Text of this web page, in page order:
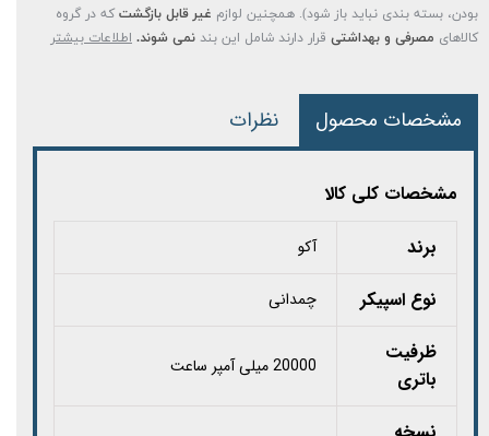
بودن، بسته بندی نباید باز شود). همچنین لوازم غیر قابل بازگشت که در گروه
کالاهای مصرفی و بهداشتی قرار دارند شامل این بند نمی شوند. اطلاعات بیشتر
مشخصات محصول نظرات
مشخصات کلی کالا
برند
آکو
نوع اسپیکر چمدانی
ظرفیت
باتری
20000 میلی آمپر ساعت